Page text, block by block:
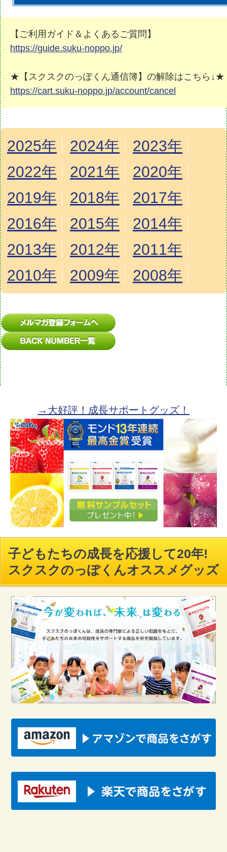
【ご利用ガイド＆よくあるご質問】
https://guide.suku-noppo.jp/
★【スクスクのっぽくん通信簿】の解除はこちら↓★
https://cart.suku-noppo.jp/account/cancel
2025年 2024年
2023年
2022年
2021年
2020年
2019年
2018年
2017年
2016年
2015年
2014年
2013年
2012年
2011年
2010年
2009年 2008年
→大好評！成長サポートグッズ！
子どもたちの成長を応援して20年!
スクスクのっぽくんオススメグッズ